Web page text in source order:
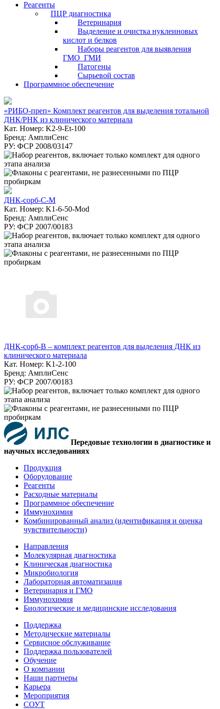
Реагенты
ПЦР диагностика
Ветеринария
Выделение и очистка нуклеиновых
кислот и белков
Наборы реагентов для выявления
ГМО_ГМИ
Патогены
Сырьевой состав
Программное обеспечение
«РИБО-преп» Комплект реагентов для выделения тотальной
ДНК/РНК из клинического материала
Кат. Номер: K2-9-Et-100
Бренд: АмплиСенс
РУ: ФСР 2008/03147
ДНК-сорб-С-М
Кат. Номер: K1-6-50-Mod
Бренд: АмплиСенс
РУ: ФСР 2007/00183
ДНК-сорб-В – комплект реагентов для выделения ДНК из
клинического материала
Кат. Номер: K1-2-100
Бренд: АмплиСенс
РУ: ФСР 2007/00183
Передовые технологии в диагностике и
научных исследованиях
Продукция
Оборудование
Реагенты
Расходные материалы
Программное обеспечение
Иммунохимия
Комбинированный анализ (идентификация и оценка
чувствительности)
Направления
Молекулярная диагностика
Клиническая диагностика
Микробиология
Лабораторная автоматизация
Ветеринария и ГМО
Иммунохимия
Биологические и медицинские исследования
Поддержка
Методические материалы
Сервисное обслуживание
Поддержка пользователей
Обучение
О компании
Наши партнеры
Карьера
Мероприятия
СОУТ